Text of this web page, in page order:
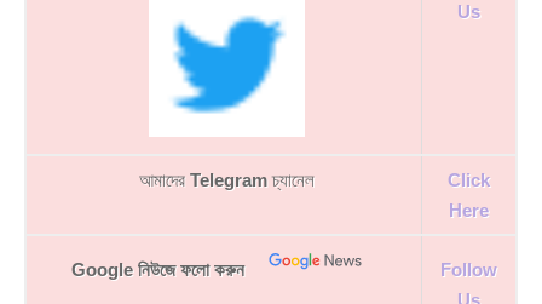
Us
আমাদের Telegramচ্যানেল
Click
Here
Google নিউজে ফলো করুন
Follow
Us